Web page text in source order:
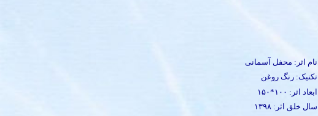
نام اثر: محفل آسمانی
تکنیک: رنگ روغن
ابعاد اثر: ۱۰۰*۱۵۰
سال خلق اثر: ۱۳۹۸